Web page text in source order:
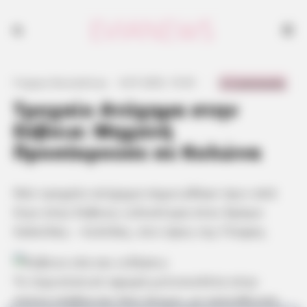
Τροχαίο Ατύχημα στην
Εύβοια: Μηχανή
Προσέκρουσε σε Κολώνα
οποία επέβαιναν δύο άτομα, με κατεύθυνση